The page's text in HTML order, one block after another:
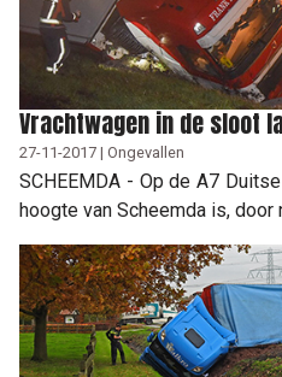
Vrachtwagen in de sloot
27-11-2017 | Ongevallen
SCHEEMDA - Op de A7
hoogte van Scheemda is, door